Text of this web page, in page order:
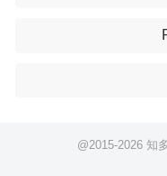
@2015-2026 知